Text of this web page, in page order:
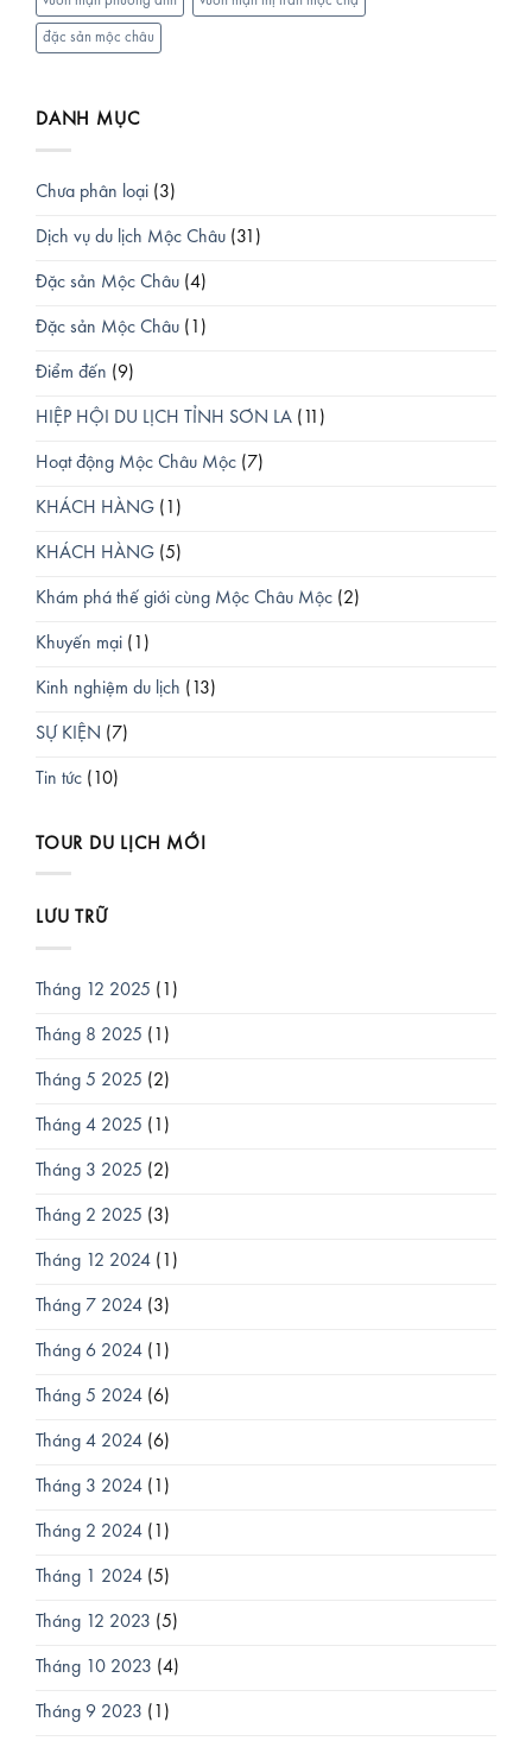
đặc sản mộc châu
DANH MỤC
Chưa phân loại (3)
Dịch vụ du lịch Mộc Châu (31)
Đặc sản Mộc Châu (4)
Đặc sản Mộc Châu (1)
Điểm đến (9)
HIỆP HỘI DU LỊCH TỈNH SƠN LA (11)
Hoạt động Mộc Châu Mộc (7)
KHÁCH HÀNG (1)
KHÁCH HÀNG (5)
Khám phá thế giới cùng Mộc Châu Mộc (2)
Khuyến mại (1)
Kinh nghiệm du lịch (13)
SỰ KIỆN (7)
Tin tức (10)
TOUR DU LỊCH MỚI
LƯU TRỮ
Tháng 12 2025 (1)
Tháng 8 2025 (1)
Tháng 5 2025 (2)
Tháng 4 2025 (1)
Tháng 3 2025 (2)
Tháng 2 2025 (3)
Tháng 12 2024 (1)
Tháng 7 2024 (3)
Tháng 6 2024 (1)
Tháng 5 2024 (6)
Tháng 4 2024 (6)
Tháng 3 2024 (1)
Tháng 2 2024 (1)
Tháng 1 2024 (5)
Tháng 12 2023 (5)
Tháng 10 2023 (4)
Tháng 9 2023 (1)